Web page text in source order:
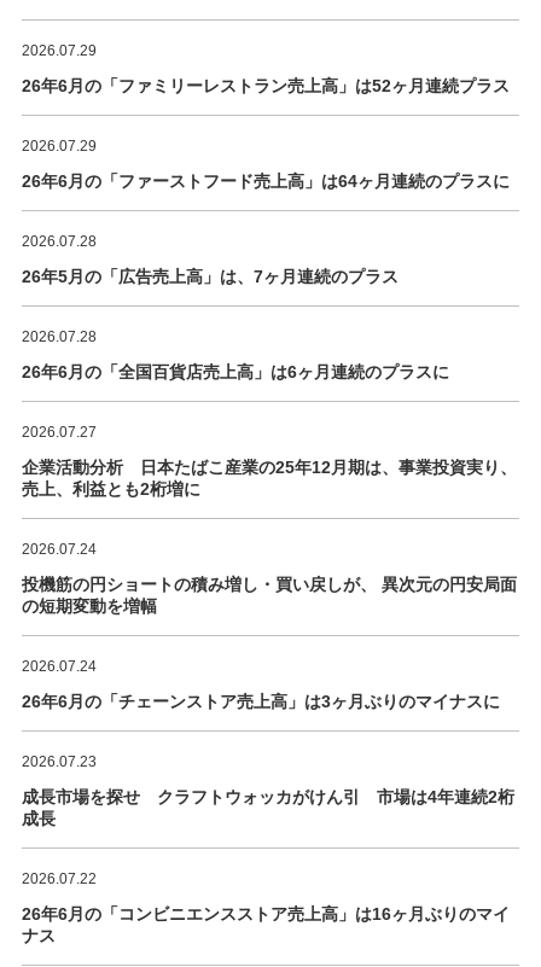
2026.07.29
26年6月の「ファミリーレストラン売上高」は52ヶ月連続プラス
2026.07.29
26年6月の「ファーストフード売上高」は64ヶ月連続のプラスに
2026.07.28
26年5月の「広告売上高」は、7ヶ月連続のプラス
2026.07.28
26年6月の「全国百貨店売上高」は6ヶ月連続のプラスに
2026.07.27
企業活動分析 日本たばこ産業の25年12月期は、事業投資実り、
売上、利益とも2桁増に
2026.07.24
投機筋の円ショートの積み増し・買い戻しが、 異次元の円安局面
の短期変動を増幅
2026.07.24
26年6月の「チェーンストア売上高」は3ヶ月ぶりのマイナスに
2026.07.23
成長市場を探せ クラフトウォッカがけん引 市場は4年連続2桁
成長
2026.07.22
26年6月の「コンビニエンスストア売上高」は16ヶ月ぶりのマイ
ナス